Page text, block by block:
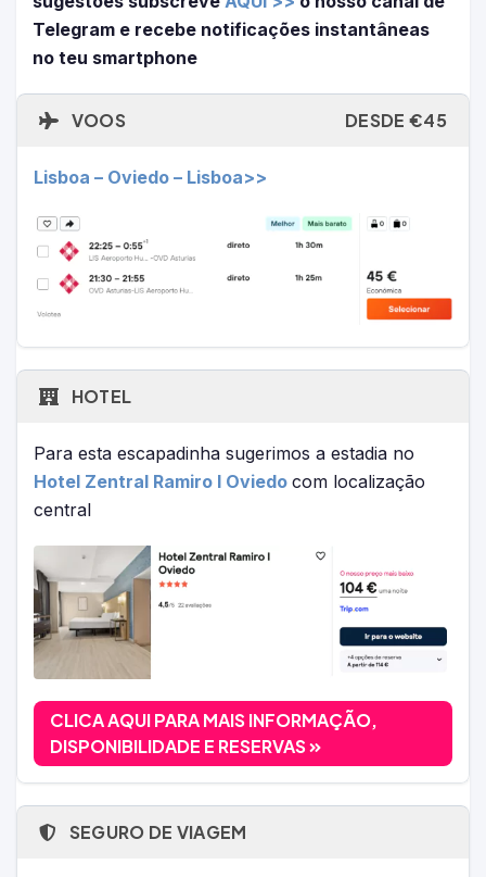
Telegram e recebe notificações instantâneas
no teu smartphone
VOOS DESDE €45
Lisboa – Oviedo – Lisboa>>
HOTEL
Para esta escapadinha sugerimos a estadia no
Hotel Zentral Ramiro I Oviedo com localização
central
CLICA AQUI PARA MAIS INFORMAÇÃO,
DISPONIBILIDADE E RESERVAS
SEGURO DE VIAGEM